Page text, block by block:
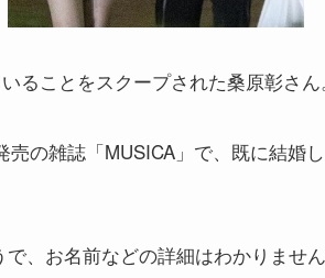
ることをスクープされた桑原彰さん。
の雑誌「MUSICA」で、既に結婚
、お名前などの詳細はわかりません